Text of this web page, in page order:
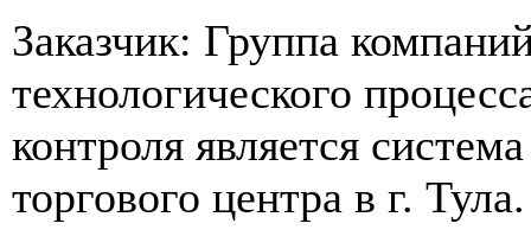
Заказчик: Группа
технологического
контроля является
торгового центра в г.